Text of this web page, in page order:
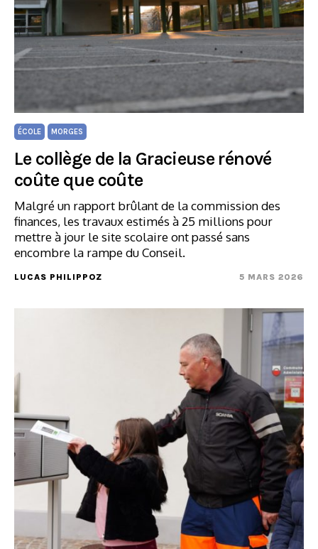
ÉCOLE MORGES
Le collège de la Gracieuse rénové
coûte que coûte
Malgré un rapport brûlant de la commission des
finances, les travaux estimés à 25 millions pour
mettre à jour le site scolaire ont passé sans
encombre la rampe du Conseil.
LUCAS PHILIPPOZ 5 MARS 2026